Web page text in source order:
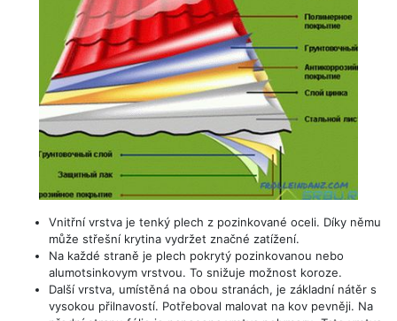
Vnitřní vrstva je tenký plech z pozinkované oceli. Díky němu
může střešní krytina vydržet značné zatížení.
Na každé straně je plech pokrytý pozinkovanou nebo
alumotsinkovym vrstvou. To snižuje možnost koroze.
Další vrstva, umístěná na obou stranách, je základní nátěr s
vysokou přilnavostí. Potřeboval malovat na kov pevněji. Na